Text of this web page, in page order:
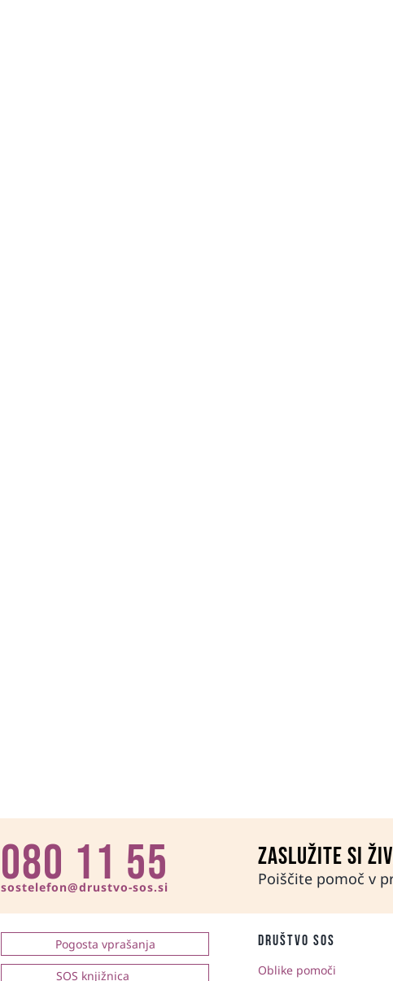
080 11 55
sostelefon@drustvo-sos.si
Zaslužite si
Poiščite pomoč v
Pogosta vprašanja
SOS knjižnica
društvo sos
Oblike pomoči